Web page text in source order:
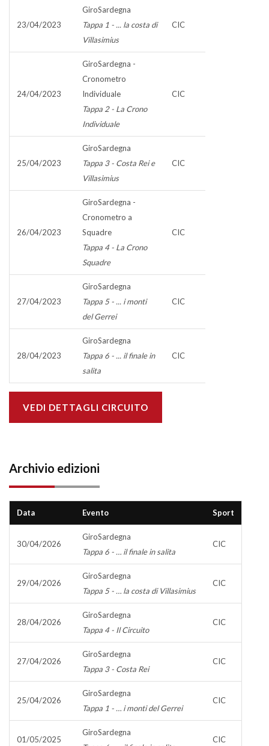
23/04/2023
GiroSardegna
Tappa 1 - ... la costa di
Villasimius
CIC
24/04/2023
GiroSardegna -
Cronometro
Individuale
Tappa 2 - La Crono
Individuale
CIC
25/04/2023
GiroSardegna
Tappa 3 - Costa Rei e
Villasimius
CIC
26/04/2023
GiroSardegna -
Cronometro a
Squadre
Tappa 4 - La Crono
Squadre
CIC
27/04/2023
GiroSardegna
Tappa 5 - ... i monti
del Gerrei
CIC
28/04/2023
GiroSardegna
Tappa 6 - ... il finale in
salita
CIC
VEDI DETTAGLI CIRCUITO
Archivio edizioni
Data Evento Sport
30/04/2026
GiroSardegna
Tappa 6 - … il finale in salita
CIC
29/04/2026
GiroSardegna
Tappa 5 - … la costa di Villasimius
CIC
28/04/2026
GiroSardegna
Tappa 4 - Il Circuito
CIC
27/04/2026
GiroSardegna
Tappa 3 - Costa Rei
CIC
25/04/2026
GiroSardegna
Tappa 1 - … i monti del Gerrei
CIC
01/05/2025
GiroSardegna
CIC